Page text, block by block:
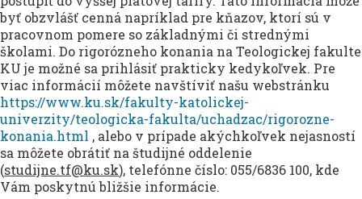
byť obzvlášť cenná napríklad pre kňazov, ktorí sú v
pracovnom pomere so základnými či strednými
školami. Do rigorózneho konania na Teologickej fakulte
KU je možné sa prihlásiť prakticky kedykoľvek. Pre
viac informácií môžete navštíviť našu webstránku
https://www.ku.sk/fakulty-katolickej-
univerzity/teologicka-fakulta/uchadzac/rigorozne-
konania.html , alebo v prípade akýchkoľvek nejasností
sa môžete obrátiť na študijné oddelenie
(studijne.tf@ku.sk), telefónne číslo: 055/6836 100, kde
Vám poskytnú bližšie informácie.